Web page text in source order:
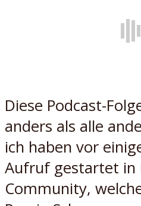
Diese Podcast-
anders als alle
ich haben vor
Aufruf gestartet in
Community,